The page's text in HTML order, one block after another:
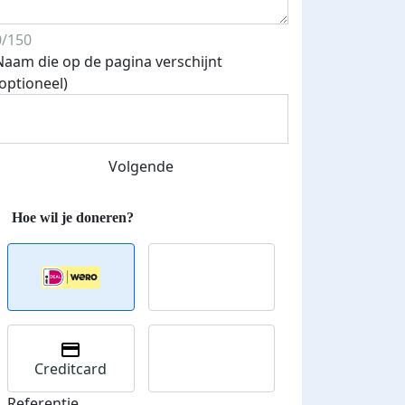
150
die op de pagina verschijnt
Volgende
Creditcard